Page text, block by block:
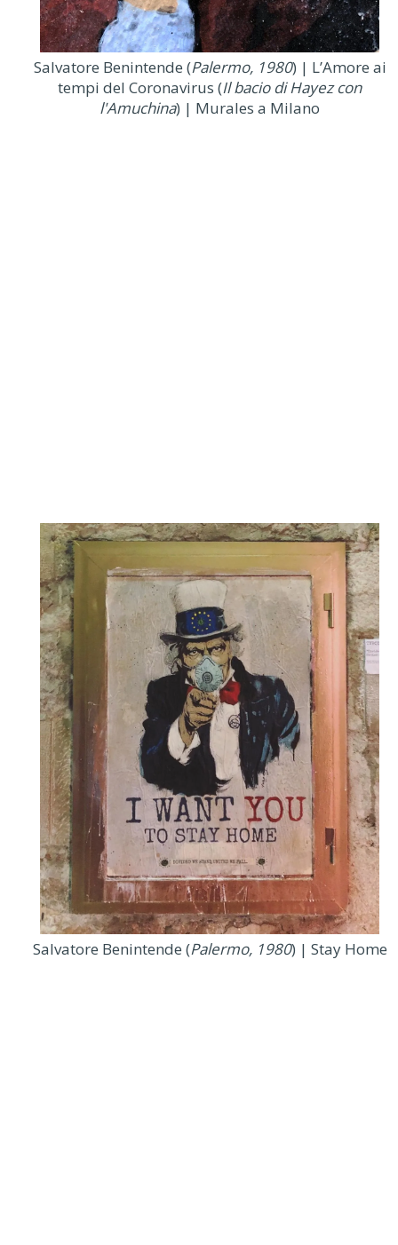
Salvatore Benintende (Palermo, 1980) | L’Amore ai
tempi del Coronavirus (Il bacio di Hayez con
l'Amuchina) | Murales a Milano
Salvatore Benintende (Palermo, 1980) | Stay Home